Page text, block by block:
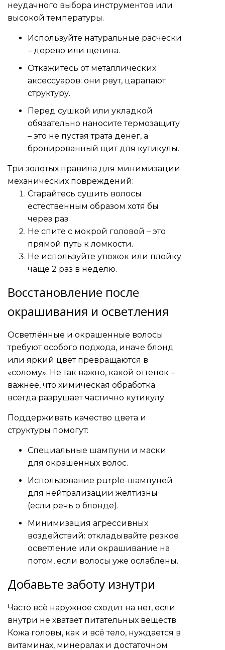
неудачного выбора инструментов или
высокой температуры.
Используйте натуральные расчески
– дерево или щетина.
Откажитесь от металлических
аксессуаров: они рвут, царапают
структуру.
Перед сушкой или укладкой
обязательно наносите термозащиту
– это не пустая трата денег, а
бронированный щит для кутикулы.
Три золотых правила для минимизации
механических повреждений:
Старайтесь сушить волосы
естественным образом хотя бы
через раз.
Не спите с мокрой головой – это
прямой путь к ломкости.
Не используйте утюжок или плойку
чаще 2 раз в неделю.
Восстановление после
окрашивания и осветления
Осветлённые и окрашенные волосы
требуют особого подхода, иначе блонд
или яркий цвет превращаются в
«солому». Не так важно, какой оттенок –
важнее, что химическая обработка
всегда разрушает частично кутикулу.
Поддерживать качество цвета и
структуры помогут:
Специальные шампуни и маски
для окрашенных волос.
Использование purple-шампуней
для нейтрализации желтизны
(если речь о блонде).
Минимизация агрессивных
воздействий: откладывайте резкое
осветление или окрашивание на
потом, если волосы уже ослаблены.
Добавьте заботу изнутри
Часто всё наружное сходит на нет, если
внутри не хватает питательных веществ.
Кожа головы, как и всё тело, нуждается в
витаминах, минералах и достаточном